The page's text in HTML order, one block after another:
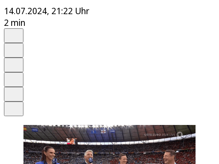
14.07.2024, 21:22 Uhr
2 min